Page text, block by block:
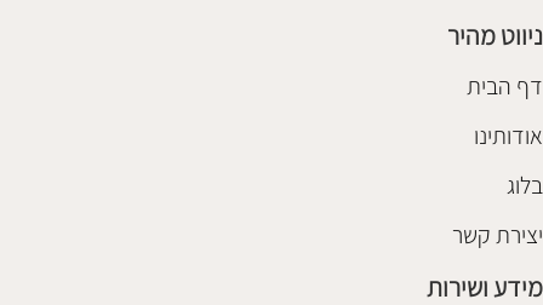
ניווט מהיר
דף הבית
אודותינו
בלוג
יצירת קשר
מידע ושירות